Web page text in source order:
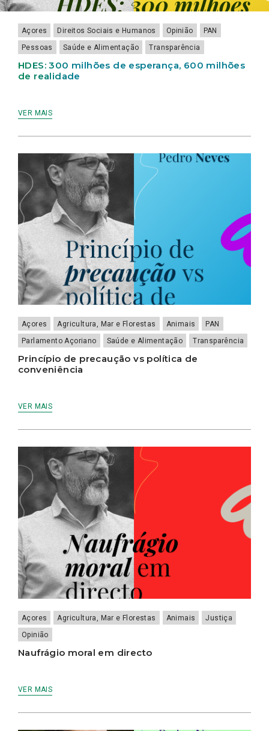
Açores Direitos Sociais e Humanos Opinião
PAN
Pessoas
Saúde e Alimentação Transparência
HDES: 300 milhões de esperança, 600 milhões
de realidade
VER MAIS
Açores Agricultura, Mar e Florestas Animais
PAN
Parlamento Açoriano
Saúde e Alimentação Transparência
Princípio de precaução vs política de
conveniência
VER MAIS
Açores Agricultura, Mar e Florestas Animais
Justiça
Opinião
Naufrágio moral em directo
VER MAIS